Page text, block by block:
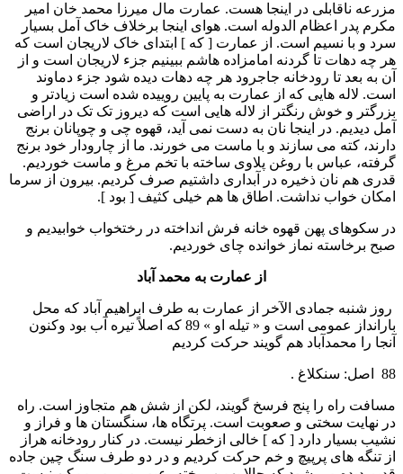
مزرعه ناقابلی در اينجا هست. عمارت مال ميرزا محمد خان امير
مکرم پدر اعظام الدوله است. هوای اينجا برخلاف خاک آمل بسيار
سرد و با نسيم است. از عمارت [ که ] ابتدای خاک لاريجان است که
هر چه دهات تا گردنه امامزاده هاشم ببينيم جزء لاريجان است و از
آن به بعد تا رودخانه جاجرود هر چه دهات ديده شود جزء دماوند
است. لاله هايی که از عمارت به پايين روييده شده است زيادتر و
بزرگتر و خوش رنگتر از لاله هايی است که ديروز تک تک در اراضی
آمل ديديم. در اينجا نان به دست نمی آيد، قهوه چی و چوپانان برنج
دارند، کته می سازند و با ماست می خورند. ما از چارودار خود برنج
گرفته، عباس با روغن پلاوی ساخته با تخم مرغ و ماست خورديم.
قدری هم نان ذخيره در آبداری داشتيم صرف کرديم. بيرون از سرما
امکان خواب نداشت. اطاق ها هم خيلی کثيف [ بود ].
در سکوهای پهن قهوه خانه فرش انداخته در رختخواب خوابيديم و
صبح برخاسته نماز خوانده چای خورديم.
از عمارت به محمد آباد
روز شنبه جمادی الآخر از عمارت به طرف ابراهيم آباد که محل
بارانداز عمومی است و « تيله او » 89 که اصلاً تيره آب بود وکنون
آنجا را محمدآباد هم گويند حرکت کرديم
88 اصل: سنکلاغ .
مسافت راه را پنج فرسخ گويند، لکن از شش هم متجاوز است. راه
در نهايت سختی و صعوبت است. پرتگاه ها، سنگستان ها و فراز و
نشيب بسيار دارد [ که ] خالی ازخطر نيست. در کنار رودخانه هراز
از تنگه های پرپيچ و خم حرکت کرديم و در دو طرف سنگ چين جاده